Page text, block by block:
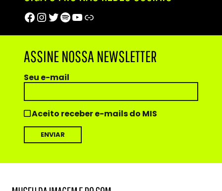
Facebook
Instagram
Twitter
Spotify
Youtube
Trip Advisor
ASSINE NOSSA NEWSLETTER
Seu e-mail
Aceito receber e-mails do MIS